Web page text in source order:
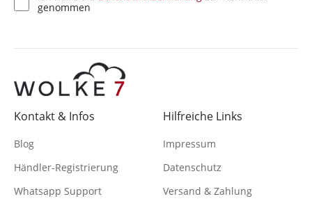
Kontakt & Infos
Blog
Händler-Registrierung
Whatsapp Support
Hilfreiche Links
Impressum
Datenschutz
Versand & Zahlung
genommen